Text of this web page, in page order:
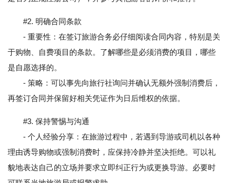
#2. 明确合同条款
- 重要性：在签订旅游合务必仔细阅读合同内容，特别是关
于购物、自费项目的条款。了解哪些是必须消费的项目，哪些
是自愿选择的。
- 策略：可以事先向旅行社询问并确认无额外强制消费后，
再签订合同并保留好相关凭证作为日后维权的依据。
#3. 保持警惕与沟通
- 个人经验分享：在旅游过程中，若遇到导游或司机以各种
理由诱导购物或强制消费时，应保持冷静并坚决拒绝。可以礼
貌地表达自己的立场并要求立即纠正行为或更换导游。必要时